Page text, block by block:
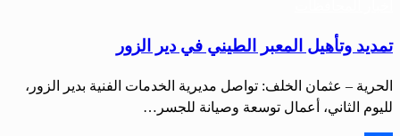
تمديد وتأهيل المعبر الطيني في دير الزور
الحرية – عثمان الخلف: تواصل مديرية الخدمات الفنية بدير الزور،
لليوم الثاني، أعمال توسعة وصيانة للجسر…